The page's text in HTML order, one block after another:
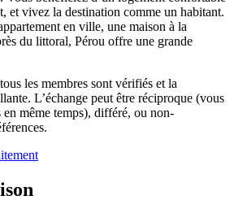
et vivez la destination comme un habitant.
en ville, une maison à la
du littoral, Pérou offre une grande
les membres sont vérifiés et la
L’échange peut être réciproque (vous
en même temps), différé, ou non-